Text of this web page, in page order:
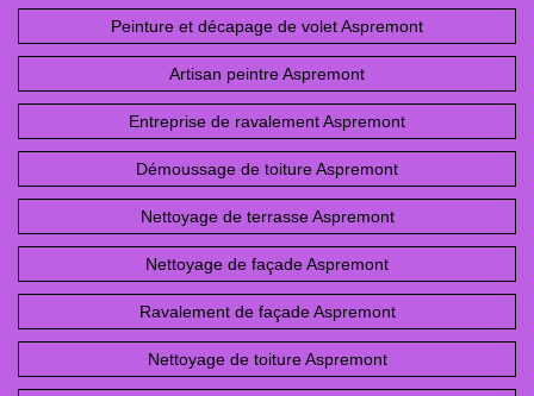
Peinture et décapage de volet Aspremont
Artisan peintre Aspremont
Entreprise de ravalement Aspremont
Démoussage de toiture Aspremont
Nettoyage de terrasse Aspremont
Nettoyage de façade Aspremont
Ravalement de façade Aspremont
Nettoyage de toiture Aspremont